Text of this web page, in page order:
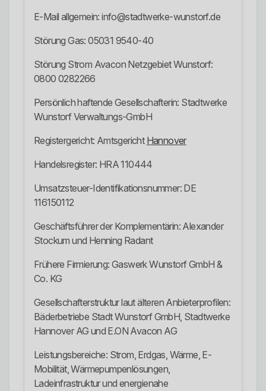
E-Mail allgemein: info@stadtwerke-wunstorf.de
Störung Gas: 05031 9540-40
Störung Strom Avacon Netzgebiet Wunstorf:
0800 0282266
Persönlich haftende Gesellschafterin: Stadtwerke
Wunstorf Verwaltungs-GmbH
Registergericht: Amtsgericht Hannover
Handelsregister: HRA 110444
Umsatzsteuer-Identifikationsnummer: DE
116150112
Geschäftsführer der Komplementärin: Alexander
Stockum und Henning Radant
Frühere Firmierung: Gaswerk Wunstorf GmbH &
Co. KG
Gesellschafterstruktur laut älteren Anbieterprofilen:
Bäderbetriebe Stadt Wunstorf GmbH, Stadtwerke
Hannover AG und E.ON Avacon AG
Leistungsbereiche: Strom, Erdgas, Wärme, E-
Mobilität, Wärmepumpenlösungen,
Ladeinfrastruktur und energienahe